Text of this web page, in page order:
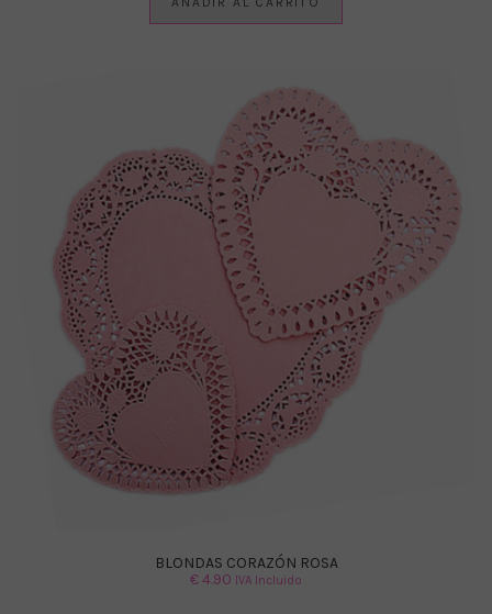
BLONDAS CORAZÓN ROSA
€4.90 IVA Incluido